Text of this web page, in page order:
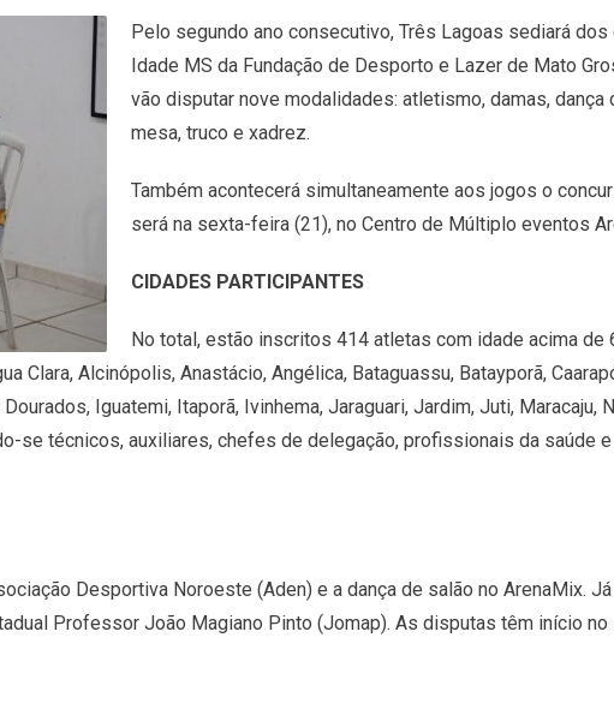
Pelo segundo ano consecutivo, Três Lagoas sediará
Idade MS da Fundação de Desporto e Lazer de Mato
vão disputar nove modalidades: atletismo, damas, dança
mesa, truco e xadrez.
Também acontecerá simultaneamente aos jogos o
será na sexta-feira (21), no Centro de Múltiplo eventos
CIDADES PARTICIPANTES
No total, estão inscritos 414 atletas com idade acima de
Clara, Alcinópolis, Anastácio, Angélica, Bataguassu, Batayporã,
Iguatemi, Itaporã, Ivinhema, Jaraguari, Jardim, Juti, Maracaju,
se técnicos, auxiliares, chefes de delegação, profissionais da saúde
Desportiva Noroeste (Aden) e a dança de salão no ArenaMix.
Professor João Magiano Pinto (Jomap). As disputas têm início no